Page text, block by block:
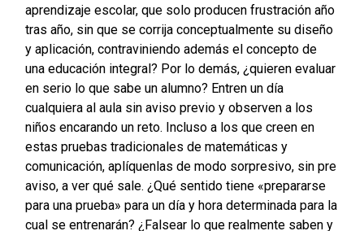
aprendizaje escolar, que solo producen frustración año
tras año, sin que se corrija conceptualmente su diseño
y aplicación, contraviniendo además el concepto de
una educación integral? Por lo demás, ¿quieren evaluar
en serio lo que sabe un alumno? Entren un día
cualquiera al aula sin aviso previo y observen a los
niños encarando un reto. Incluso a los que creen en
estas pruebas tradicionales de matemáticas y
comunicación, aplíquenlas de modo sorpresivo, sin pre
aviso, a ver qué sale. ¿Qué sentido tiene «prepararse
para una prueba» para un día y hora determinada para la
cual se entrenarán? ¿Falsear lo que realmente saben y